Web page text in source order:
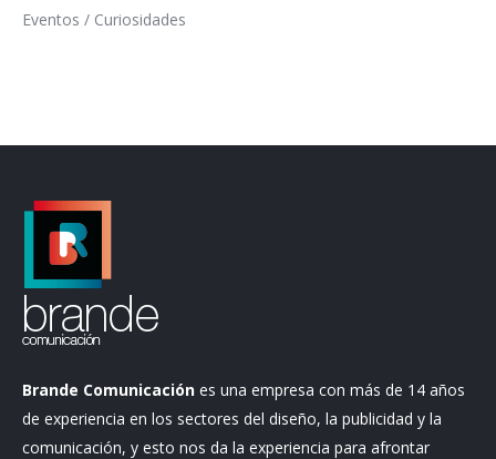
Eventos / Curiosidades
Brande Comunicación es una empresa con más de 14 años
de experiencia en los sectores del diseño, la publicidad y la
comunicación, y esto nos da la experiencia para afrontar